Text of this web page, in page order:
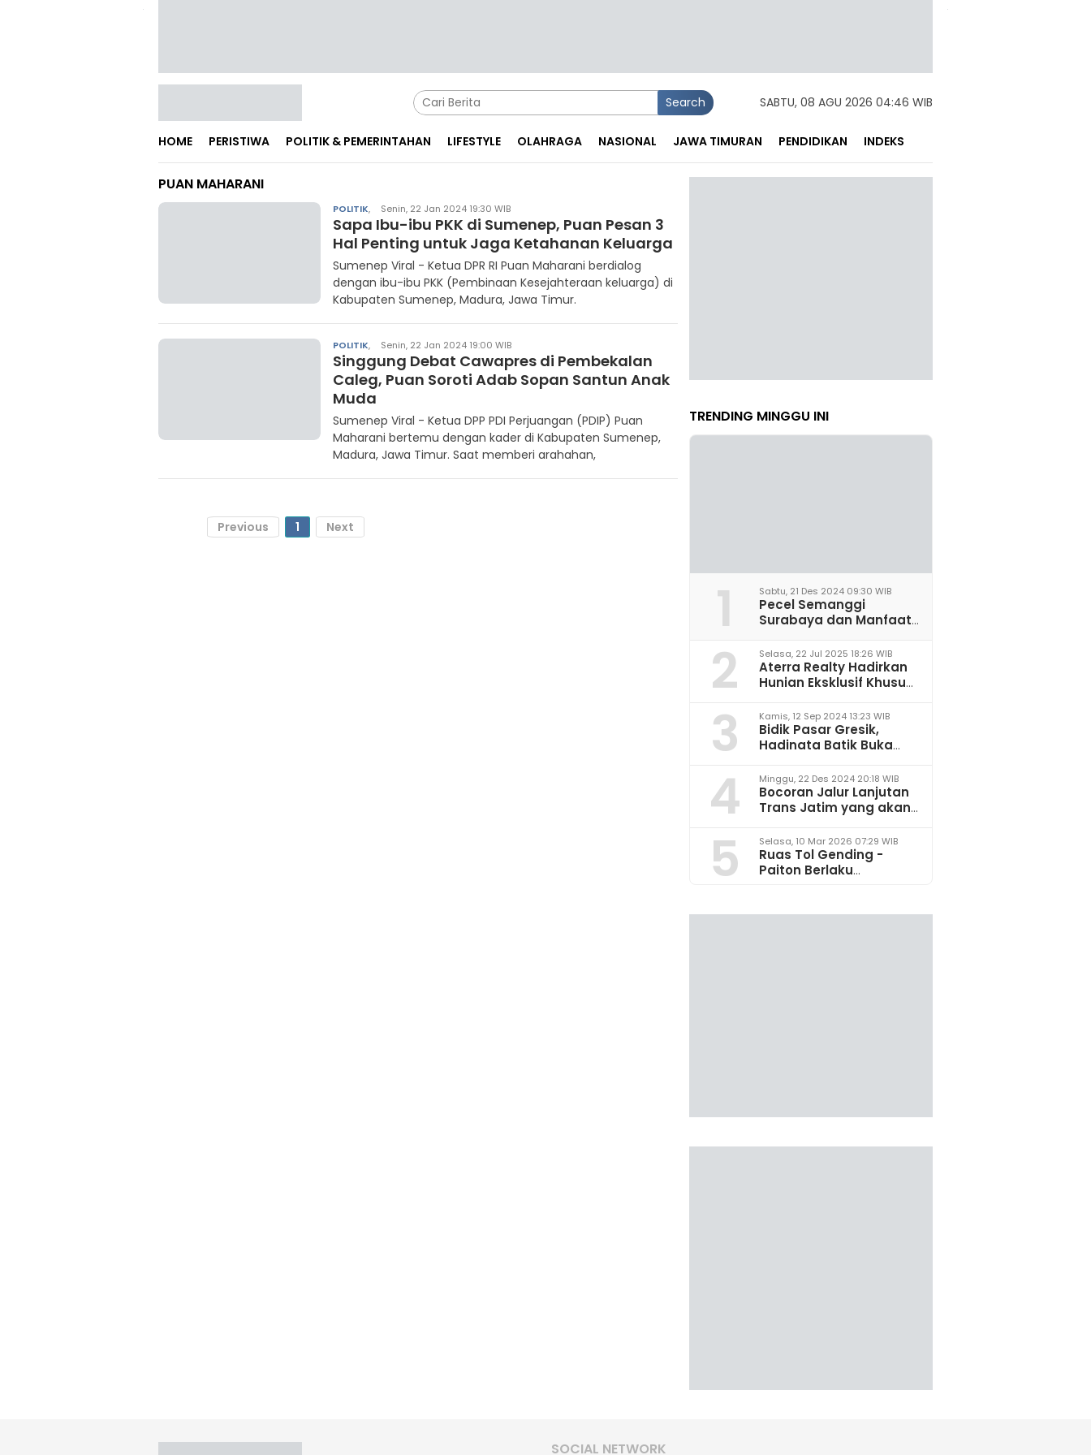
Search SABTU, 08 AGU 2026 04:46 WIB
HOME PERISTIWA POLITIK & PEMERINTAHAN LIFESTYLE OLAHRAGA NASIONAL JAWA TIMURAN PENDIDIKAN INDEKS
PUAN MAHARANI
POLITIK, Senin, 22 Jan 2024 19:30 WIB
Sapa Ibu-ibu PKK di Sumenep, Puan Pesan 3
Hal Penting untuk Jaga Ketahanan Keluarga
Sumenep Viral - Ketua DPR RI Puan Maharani berdialog
dengan ibu-ibu PKK (Pembinaan Kesejahteraan keluarga) di
Kabupaten Sumenep, Madura, Jawa Timur.
POLITIK, Senin, 22 Jan 2024 19:00 WIB
Singgung Debat Cawapres di Pembekalan
Caleg, Puan Soroti Adab Sopan Santun Anak
Muda
Sumenep Viral - Ketua DPP PDI Perjuangan (PDIP) Puan
Maharani bertemu dengan kader di Kabupaten Sumenep,
Madura, Jawa Timur. Saat memberi arahahan,
Previous 1 Next
TRENDING MINGGU INI
1 Sabtu, 21 Des 2024 09:30 WIB
Pecel Semanggi
Surabaya dan Manfaat
Saraf
2 Selasa, 22 Jul 2025 18:26 WIB
Aterra Realty Hadirkan
Hunian Eksklusif Khusus
Malang
3 Kamis, 12 Sep 2024 13:23 WIB
Bidik Pasar Gresik,
Hadinata Batik Buka
4 Minggu, 22 Des 2024 20:18 WIB
Bocoran Jalur Lanjutan
Trans Jatim yang akan
2025
5 Selasa, 10 Mar 2026 07:29 WIB
Ruas Tol Gending -
Paiton Berlaku
SOCIAL NETWORK